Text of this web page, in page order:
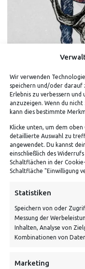
Wir verwenden
speichern und/oder darauf
Erlebnis zu verbessern
anzuzeigen. Wenn du
kann dies bestimmte
Klicke unten, um dem
detaillierte Auswahl zu
angewendet. Du kannst
einschließlich des
Schaltflächen in der
Schaltfläche "Einwilligung
Statistiken
Speichern von oder
Messung der
Inhalten, Analyse von
Kombinationen von
Marketing
BLACK DEATH